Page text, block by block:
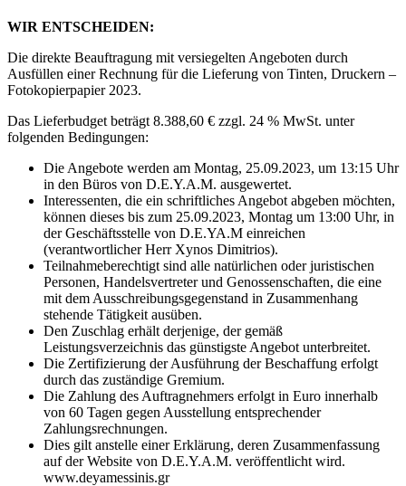
WIR ENTSCHEIDEN:
Die direkte Beauftragung mit versiegelten Angeboten durch
Ausfüllen einer Rechnung für die Lieferung von Tinten, Druckern –
Fotokopierpapier 2023.
Das Lieferbudget beträgt 8.388,60 € zzgl. 24 % MwSt. unter
folgenden Bedingungen:
Die Angebote werden am Montag, 25.09.2023, um 13:15 Uhr
in den Büros von D.E.Y.A.M. ausgewertet.
Interessenten, die ein schriftliches Angebot abgeben möchten,
können dieses bis zum 25.09.2023, Montag um 13:00 Uhr, in
der Geschäftsstelle von D.E.YA.M einreichen
(verantwortlicher Herr Xynos Dimitrios).
Teilnahmeberechtigt sind alle natürlichen oder juristischen
Personen, Handelsvertreter und Genossenschaften, die eine
mit dem Ausschreibungsgegenstand in Zusammenhang
stehende Tätigkeit ausüben.
Den Zuschlag erhält derjenige, der gemäß
Leistungsverzeichnis das günstigste Angebot unterbreitet.
Die Zertifizierung der Ausführung der Beschaffung erfolgt
durch das zuständige Gremium.
Die Zahlung des Auftragnehmers erfolgt in Euro innerhalb
von 60 Tagen gegen Ausstellung entsprechender
Zahlungsrechnungen.
Dies gilt anstelle einer Erklärung, deren Zusammenfassung
auf der Website von D.E.Y.A.M. veröffentlicht wird.
www.deyamessinis.gr